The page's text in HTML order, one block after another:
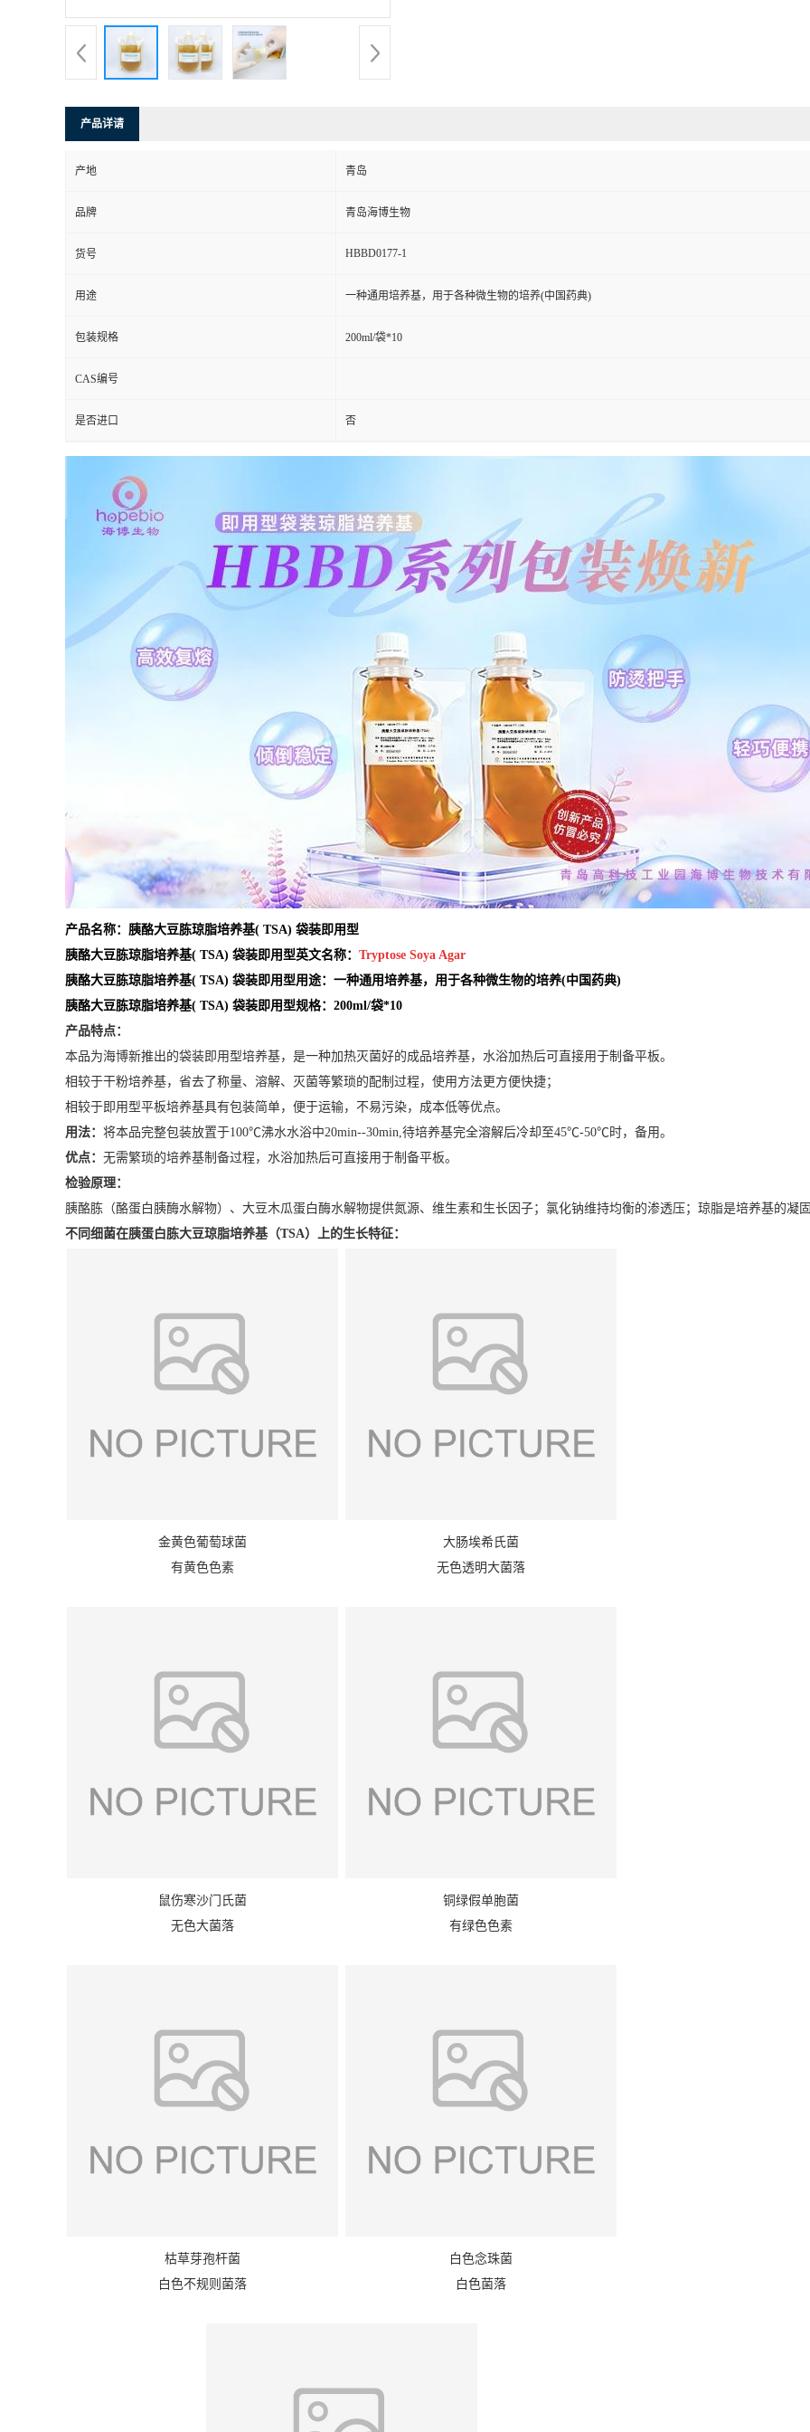
产品详请
产地 青岛
品牌 青岛海博生物
货号 HBBD0177-1
用途 一种通用培养基，用于各种微生物的培养(中国药典)
包装规格 200ml/袋*10
CAS编号
是否进口 否
产品名称：胰酪大豆胨琼脂培养基( TSA) 袋装即用型
胰酪大豆胨琼脂培养基( TSA) 袋装即用型英文名称： Tryptose Soya Agar
胰酪大豆胨琼脂培养基( TSA) 袋装即用型用途：一种通用培养基，用于各种微生物的培养(中国药典)
胰酪大豆胨琼脂培养基( TSA) 袋装即用型规格：200ml/袋*10
产品特点：
本品为海博新推出的袋装即用型培养基，是一种加热灭菌好的成品培养基，水浴加热后可直接用于制备平板。
相较于干粉培养基，省去了称量、溶解、灭菌等繁琐的配制过程，使用方法更方便快捷；
相较于即用型平板培养基具有包装简单，便于运输，不易污染，成本低等优点。
用法： 将本品完整包装放置于100℃沸水水浴中20min--30min,待培养基完全溶解后冷却至45℃-50℃时，备用。
优点： 无需繁琐的培养基制备过程，水浴加热后可直接用于制备平板。
检验原理：
胰酪胨（酪蛋白胰酶水解物）、大豆木瓜蛋白酶水解物提供氮源、维生素和生长因子；氯化钠维持均衡的渗透压；琼脂是培养基的凝
不同细菌在胰蛋白胨大豆琼脂培养基（TSA）上的生长特征：
金黄色葡萄球菌
有黄色色素
大肠埃希氏菌
无色透明大菌落
鼠伤寒沙门氏菌
无色大菌落
铜绿假单胞菌
有绿色色素
枯草芽孢杆菌
白色不规则菌落
白色念珠菌
白色菌落